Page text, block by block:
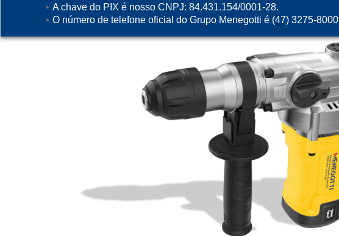
A chave do PIX é nosso CNPJ: 84.431.154/0001-28.
O número de telefone oficial do Grupo Menegotti é (47) 3275-8000